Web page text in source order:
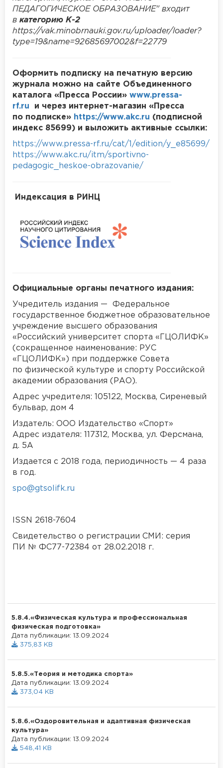
ПЕДАГОГИЧЕСКОЕ ОБРАЗОВАНИЕ" входит
в категорию К-2
https://vak.minobrnauki.gov.ru/uploader/loader?
type=19&name=92685697002&f=22779
Оформить подписку на печатную версию
журнала можно на сайте Объединенного
каталога «Пресса России» www.pressa-
rf.ru и через интернет-магазин «Пресса
по подписке» https://www.akc.ru (подписной
индекс 85699) и выложить активные ссылки:
https://www.pressa-rf.ru/cat/1/edition/y_e85699/
https://www.akc.ru/itm/sportivno-
pedagogic_heskoe-obrazovanie/
Индексация в РИНЦ
Официальные органы печатного издания:
Учредитель издания — Федеральное
государственное бюджетное образовательное
учреждение высшего образования
«Российский университет спорта «ГЦОЛИФК»
(сокращенное наименование: РУС
«ГЦОЛИФК») при поддержке Совета
по физической культуре и спорту Российской
академии образования (РАО).
Адрес учредителя: 105122, Москва, Сиреневый
бульвар, дом 4
Издатель: ООО Издательство «Спорт»
Адрес издателя: 117312, Москва, ул. Ферсмана,
д. 5А
Издается с 2018 года, периодичность — 4 раза
в год.
spo@gtsolifk.ru
ISSN 2618-7604
Свидетельство о регистрации СМИ: серия
ПИ № ФС77-72384 от 28.02.2018 г.
5.8.4.«Физическая культура и профессиональная
физическая подготовка»
Дата публикации: 13.09.2024
375,83 KB
5.8.5.«Теория и методика спорта»
Дата публикации: 13.09.2024
373,04 KB
5.8.6.«Оздоровительная и адаптивная физическая
культура»
Дата публикации: 13.09.2024
548,41 KB